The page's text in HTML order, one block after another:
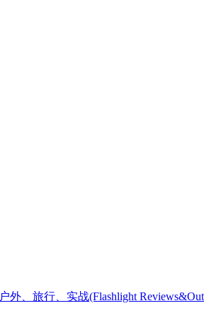
户外、旅行、实战(Flashlight